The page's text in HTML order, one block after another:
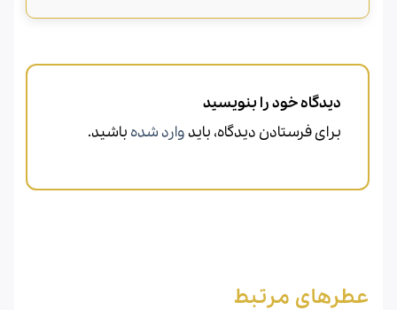
دیدگاه خود را بنویسید
برای فرستادن دیدگاه، باید وارد شده باشید.
عطرهای مرتبط